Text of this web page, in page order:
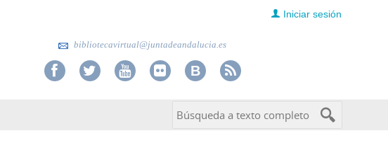
Iniciar sesión
bibliotecavirtual@juntadeandalucia.es